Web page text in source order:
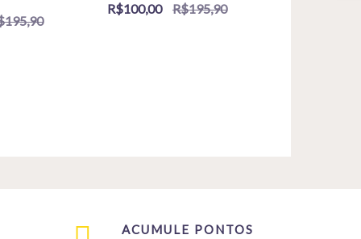
R$100,00 R$195,90
ACUMULE PONTOS